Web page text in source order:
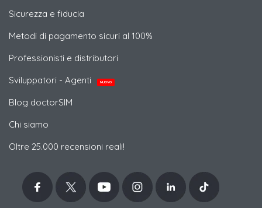
Sicurezza e fiducia
Metodi di pagamento sicuri al 100%
Professionisti e distributori
Sviluppatori - Agenti
NUOVO
Blog doctorSIM
Chi siamo
Oltre 25.000 recensioni reali!